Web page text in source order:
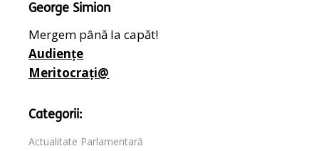
George Simion
Mergem până la capăt!
Audiențe
Meritocrați@
Categorii:
Actualitate Parlamentară